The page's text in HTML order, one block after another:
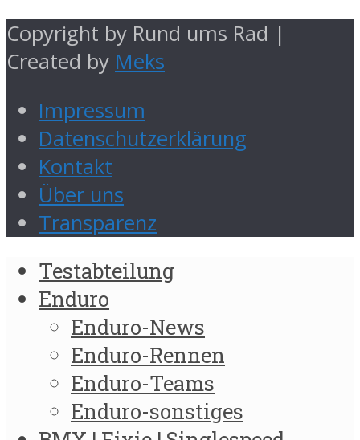
Copyright by Rund ums Rad |
Created by Meks
Impressum
Datenschutzerklärung
Kontakt
Über uns
Transparenz
Testabteilung
Enduro
Enduro-News
Enduro-Rennen
Enduro-Teams
Enduro-sonstiges